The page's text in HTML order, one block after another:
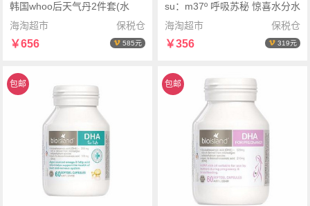
韩国whoo后天气丹2件套(水
150ml+乳110ml+水乳小样各
25ml+精华8ml+面霜10ml)
海淘超市 保税仓
￥656 585元
su：m37º 呼吸苏秘 惊喜水分水
乳套盒(水170ml+乳液
120ml+水20ml+乳液20ml+面霜
10ml+精华30ml+洗面奶40ml)
海淘超市 保税仓
￥356 319元
包邮 包邮